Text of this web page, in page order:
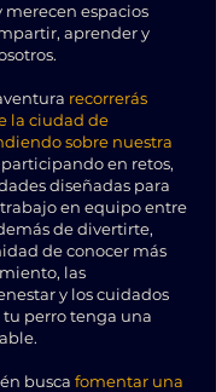
merecen espacios
aprender y
recorrerás
la ciudad de
sobre nuestra
en retos,
diseñadas para
en equipo entre
de divertirte,
de conocer más
las
y los cuidados
perro tenga una
busca fomentar una